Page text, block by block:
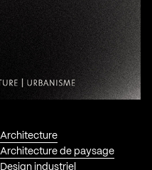
Architecture
Architecture de paysage
Design industriel